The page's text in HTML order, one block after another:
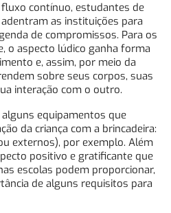
contínuo, estudantes de
as instituições para
de compromissos. Para os
o aspecto lúdico ganha forma
e, assim, por meio da
sobre seus corpos, suas
interação com o outro.
equipamentos que
da criança com a brincadeira:
externos), por exemplo. Além
positivo e gratificante que
escolas podem proporcionar,
de alguns requisitos para